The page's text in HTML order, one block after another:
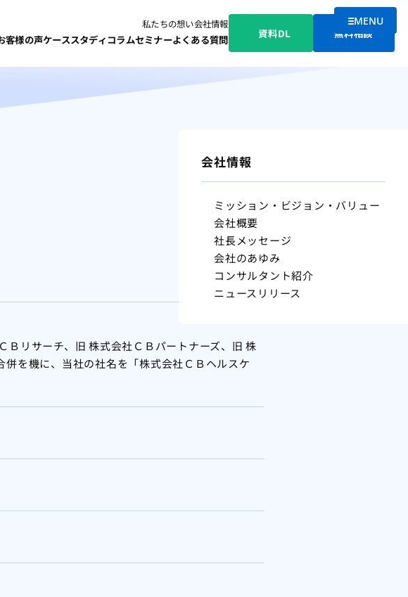
メニュー
MENU
私たちの想い会社情報
客様の声ケーススタディ コラムセミナーよくある質問 資料DL 無料相談
リサーチ、旧 株式会社ＣＢパートナーズ、旧 株
を機に、当社の社名を「株式会社ＣＢヘルスケ
会社情報
ミッション・ビジョン・バリュー
会社概要
社長メッセージ
会社のあゆみ
コンサルタント紹介
ニュースリリース